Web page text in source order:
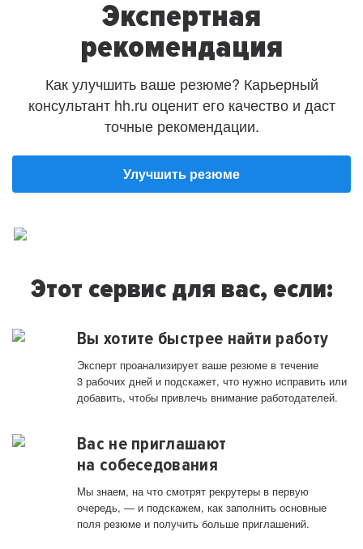
Экспертная
рекомендация
Как улучшить ваше резюме? Карьерный
консультант hh.ru оценит его качество и даст
точные рекомендации.
Улучшить резюме
Этот сервис для вас, если:
Вы хотите быстрее найти работу
Эксперт проанализирует ваше резюме в течение
3 рабочих дней и подскажет, что нужно исправить или
добавить, чтобы привлечь внимание работодателей.
Вас не приглашают
на собеседования
Мы знаем, на что смотрят рекрутеры в первую
очередь, — и подскажем, как заполнить основные
поля резюме и получить больше приглашений.